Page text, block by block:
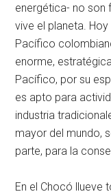
energética- no son
vive el planeta.
Pacífico
enorme,
Pacífico, por su
es apto para
industria
mayor del mundo,
parte, para la
En el Chocó llueve